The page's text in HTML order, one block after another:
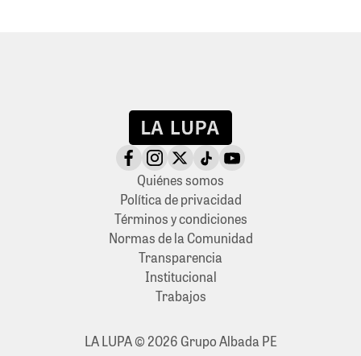
Quiénes somos
Política de privacidad
Términos y condiciones
Normas de la Comunidad
Transparencia
Institucional
Trabajos
LA LUPA © 2026 Grupo Albada PE